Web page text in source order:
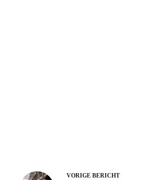
VORIGE BERICHT